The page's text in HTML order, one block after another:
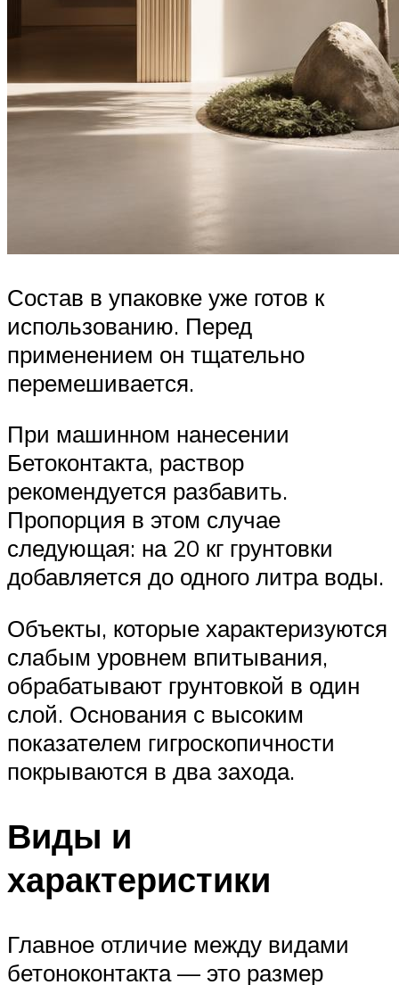
Состав в упаковке уже готов к
использованию. Перед
применением он тщательно
перемешивается.
При машинном нанесении
Бетоконтакта, раствор
рекомендуется разбавить.
Пропорция в этом случае
следующая: на 20 кг грунтовки
добавляется до одного литра воды.
Объекты, которые характеризуются
слабым уровнем впитывания,
обрабатывают грунтовкой в один
слой. Основания с высоким
показателем гигроскопичности
покрываются в два захода.
Виды и
характеристики
Главное отличие между видами
бетоноконтакта — это размер